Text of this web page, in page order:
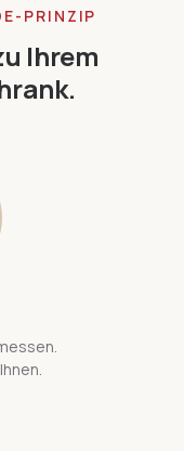
PRINZIP
Ihrem